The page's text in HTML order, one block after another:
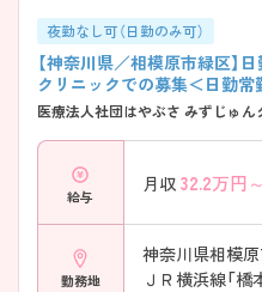
夜勤なし可（日勤のみ可）
【神奈川県／相模原市緑区】
クリニックでの募集＜日勤常
医療法人社団はやぶさ みずじゅ
給与
月収 32.2万円～
勤務地
神奈川県相模
ＪＲ横浜線「